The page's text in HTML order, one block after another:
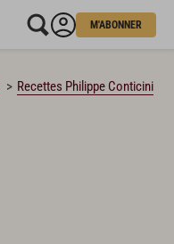
M'ABONNER
Recettes Philippe Conticini